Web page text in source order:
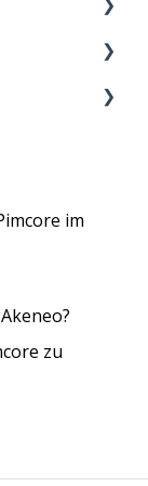
im
zu